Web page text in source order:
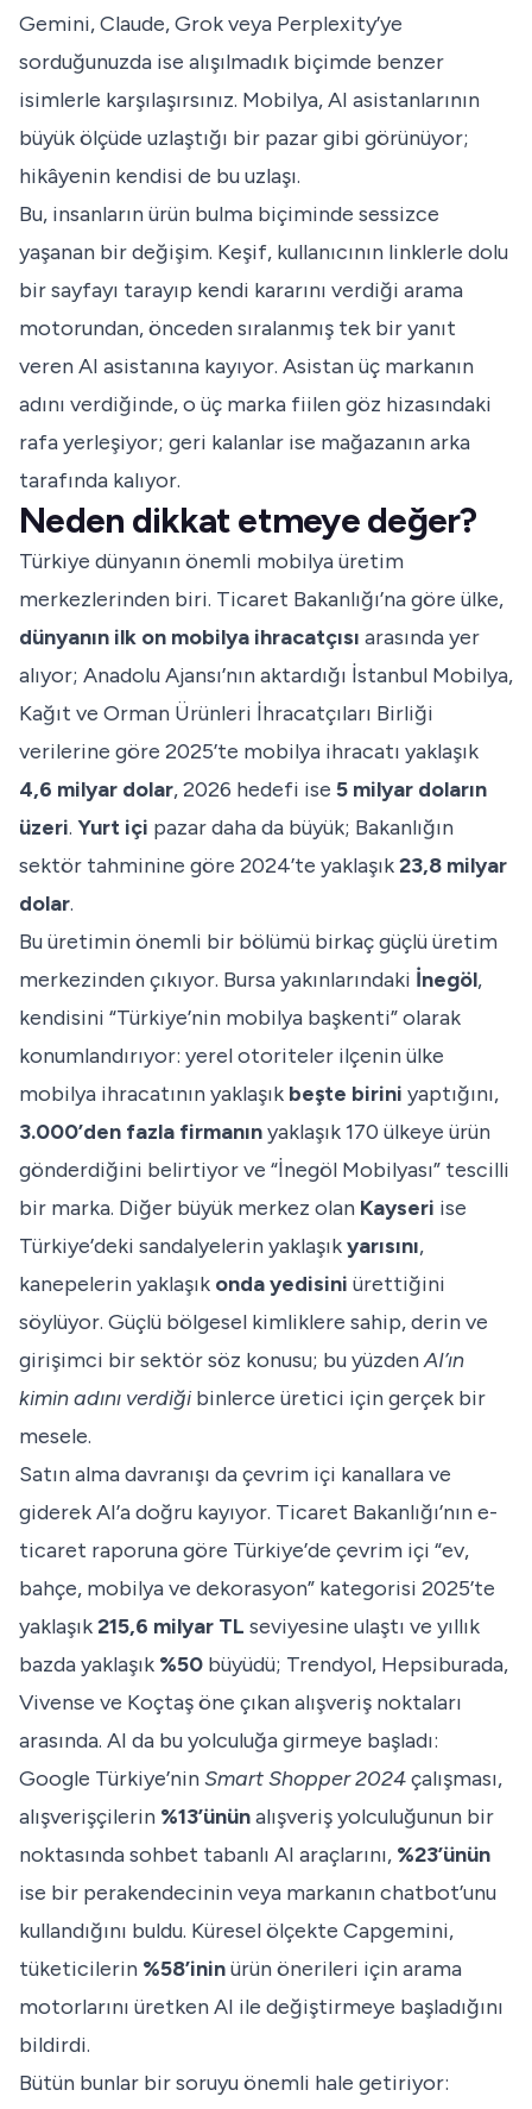
Gemini, Claude, Grok veya Perplexity’ye
sorduğunuzda ise alışılmadık biçimde benzer
isimlerle karşılaşırsınız. Mobilya, AI asistanlarının
büyük ölçüde uzlaştığı bir pazar gibi görünüyor;
hikâyenin kendisi de bu uzlaşı.
Bu, insanların ürün bulma biçiminde sessizce
yaşanan bir değişim. Keşif, kullanıcının linklerle dolu
bir sayfayı tarayıp kendi kararını verdiği arama
motorundan, önceden sıralanmış tek bir yanıt
veren AI asistanına kayıyor. Asistan üç markanın
adını verdiğinde, o üç marka fiilen göz hizasındaki
rafa yerleşiyor; geri kalanlar ise mağazanın arka
tarafında kalıyor.
Neden dikkat etmeye değer?
Türkiye dünyanın önemli mobilya üretim
merkezlerinden biri. Ticaret Bakanlığı’na göre ülke,
dünyanın ilk on mobilya ihracatçısı arasında yer
alıyor; Anadolu Ajansı’nın aktardığı İstanbul Mobilya,
Kağıt ve Orman Ürünleri İhracatçıları Birliği
verilerine göre 2025’te mobilya ihracatı yaklaşık
4,6 milyar dolar, 2026 hedefi ise 5 milyar doların
üzeri. Yurt içi pazar daha da büyük; Bakanlığın
sektör tahminine göre 2024’te yaklaşık23,8 milyar
dolar.
Bu üretimin önemli bir bölümü birkaç güçlü üretim
merkezinden çıkıyor. Bursa yakınlarındaki İnegöl,
kendisini “Türkiye’nin mobilya başkenti” olarak
konumlandırıyor: yerel otoriteler ilçenin ülke
mobilya ihracatının yaklaşık beşte birini yaptığını,
3.000’den fazla firmanınyaklaşık 170 ülkeye ürün
gönderdiğini belirtiyor ve “İnegöl Mobilyası” tescilli
bir marka. Diğer büyük merkez olan Kayseri ise
Türkiye’deki sandalyelerin yaklaşıkyarısını,
kanepelerin yaklaşık onda yedisini ürettiğini
söylüyor. Güçlü bölgesel kimliklere sahip, derin ve
girişimci bir sektör söz konusu; bu yüzdenAI’ın
kimin adını verdiğibinlerce üretici için gerçek bir
mesele.
Satın alma davranışı da çevrim içi kanallara ve
giderek AI’a doğru kayıyor. Ticaret Bakanlığı’nın e-
ticaret raporuna göre Türkiye’de çevrim içi “ev,
bahçe, mobilya ve dekorasyon” kategorisi 2025’te
yaklaşık215,6 milyar TL seviyesine ulaştı ve yıllık
bazda yaklaşık %50 büyüdü; Trendyol, Hepsiburada,
Vivense ve Koçtaş öne çıkan alışveriş noktaları
arasında. AI da bu yolculuğa girmeye başladı:
Google Türkiye’ninSmart Shopper 2024çalışması,
alışverişçilerin %13’ününalışveriş yolculuğunun bir
noktasında sohbet tabanlı AI araçlarını, %23’ünün
ise bir perakendecinin veya markanın chatbot’unu
kullandığını buldu. Küresel ölçekte Capgemini,
tüketicilerin %58’ininürün önerileri için arama
motorlarını üretken AI ile değiştirmeye başladığını
bildirdi.
Bütün bunlar bir soruyu önemli hale getiriyor: